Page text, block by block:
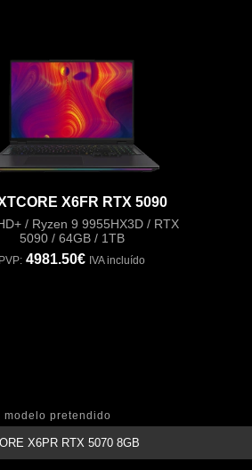
X6FR RTX 5090
/ Ryzen 9 9955HX3D / RTX
5090 / 64GB / 1TB
PVP: 4981.50€ IVA incluído
modelo pretendido